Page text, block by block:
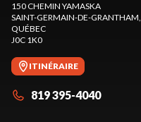
150 CHEMIN YAMASKA
SAINT-GERMAIN-DE-GRANTHAM,
QUÉBEC
J0C 1K0
ITINÉRAIRE
819 395-4040